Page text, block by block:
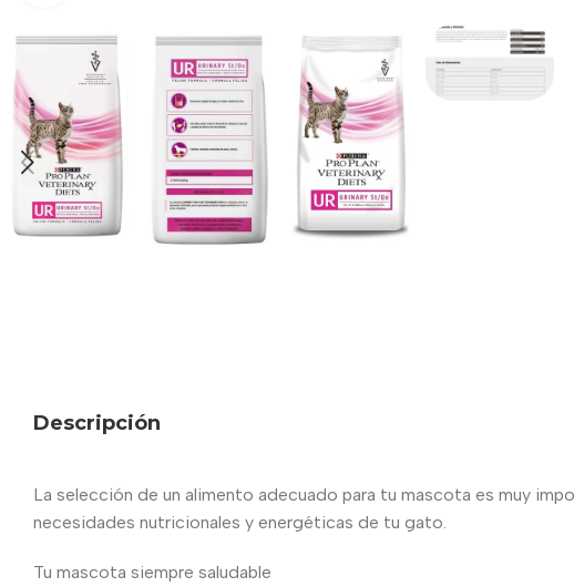
Descripción
La selección de un alimento adecuado para tu mascota es muy
necesidades nutricionales y energéticas de tu gato.
Tu mascota siempre saludable